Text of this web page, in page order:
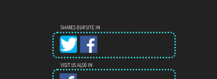
SHARES OUR SITE IN
VISIT US ALSO IN